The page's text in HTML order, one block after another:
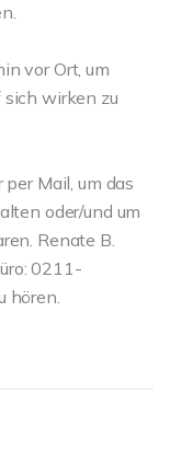
vor Ort, um
wirken zu
Mail, um das
oder/und um
Renate B.
0211-
hören.